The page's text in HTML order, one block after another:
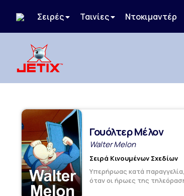
Σειρές Ταινίες Ντοκιμαντέρ
Γουόλτερ Μέλον
Walter Melon
Σειρά Κινουμένων Σχεδίων
Υπερήρωας κατά
όταν οι ήρωες της